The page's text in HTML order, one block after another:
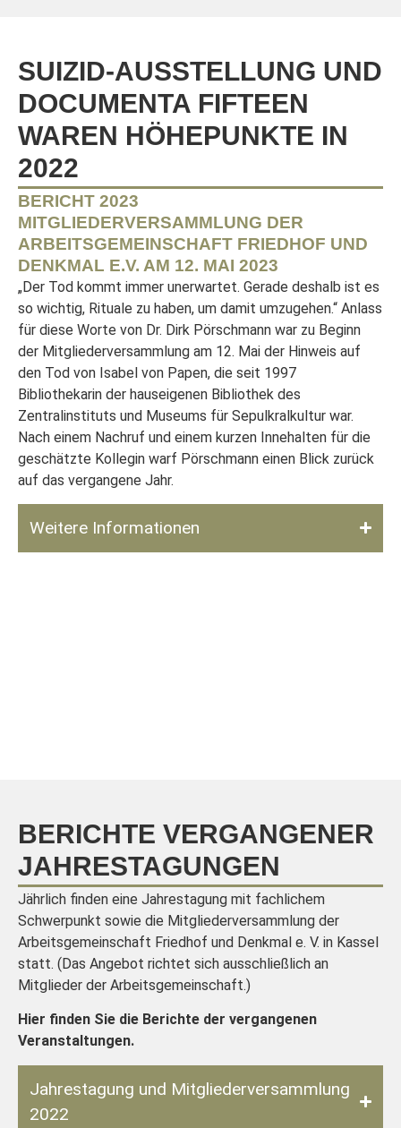
SUIZID-AUSSTELLUNG UND
DOCUMENTA FIFTEEN
WAREN HÖHEPUNKTE IN
2022
BERICHT 2023
MITGLIEDERVERSAMMLUNG DER
ARBEITSGEMEINSCHAFT FRIEDHOF UND
DENKMAL E.V. AM 12. MAI 2023
„Der Tod kommt immer unerwartet. Gerade deshalb ist es
so wichtig, Rituale zu haben, um damit umzugehen.“ Anlass
für diese Worte von Dr. Dirk Pörschmann war zu Beginn
der Mitgliederversammlung am 12. Mai der Hinweis auf
den Tod von Isabel von Papen, die seit 1997
Bibliothekarin der hauseigenen Bibliothek des
Zentralinstituts und Museums für Sepulkralkultur war.
Nach einem Nachruf und einem kurzen Innehalten für die
geschätzte Kollegin warf Pörschmann einen Blick zurück
auf das vergangene Jahr.
Weitere Informationen
BERICHTE VERGANGENER
JAHRESTAGUNGEN
Jährlich finden eine Jahrestagung mit fachlichem
Schwerpunkt sowie die Mitgliederversammlung der
Arbeitsgemeinschaft Friedhof und Denkmal e. V. in Kassel
statt. (Das Angebot richtet sich ausschließlich an
Mitglieder der Arbeitsgemeinschaft.)
Hier finden Sie die Berichte der vergangenen
Veranstaltungen.
Jahrestagung und Mitgliederversammlung
2022